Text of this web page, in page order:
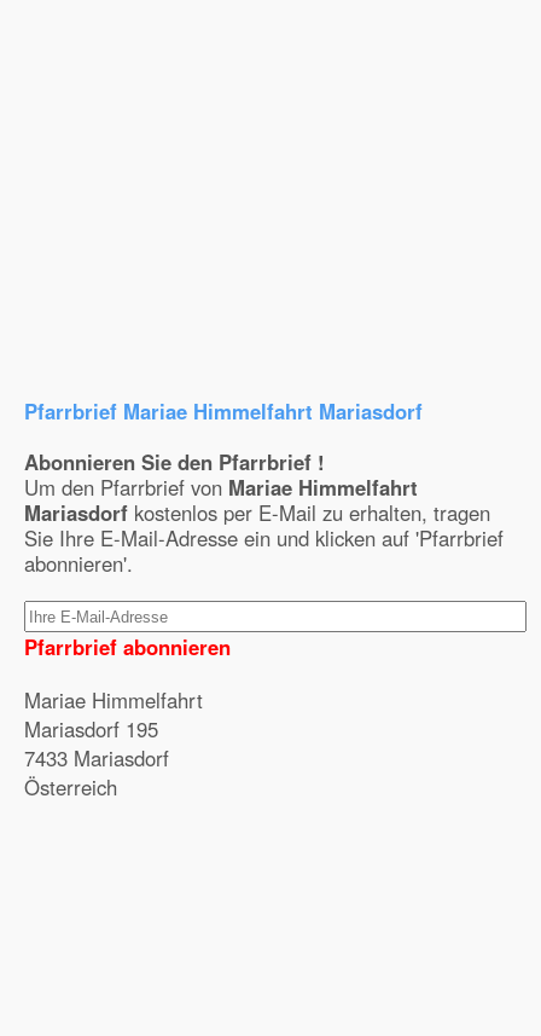
Pfarrbrief Mariae Himmelfahrt Mariasdorf
Abonnieren Sie den Pfarrbrief !
Um den Pfarrbrief von Mariae Himmelfahrt
Mariasdorf kostenlos per E-Mail zu erhalten, tragen
Sie Ihre E-Mail-Adresse ein und klicken auf 'Pfarrbrief
abonnieren'.
Pfarrbrief abonnieren
Mariae Himmelfahrt
Mariasdorf 195
7433 Mariasdorf
Österreich